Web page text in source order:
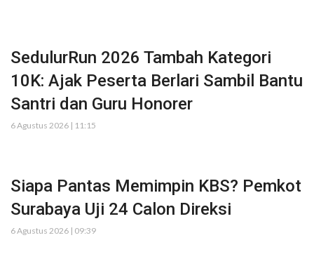
SedulurRun 2026 Tambah Kategori
10K: Ajak Peserta Berlari Sambil Bantu
Santri dan Guru Honorer
6 Agustus 2026 | 11:15
Siapa Pantas Memimpin KBS? Pemkot
Surabaya Uji 24 Calon Direksi
6 Agustus 2026 | 09:39